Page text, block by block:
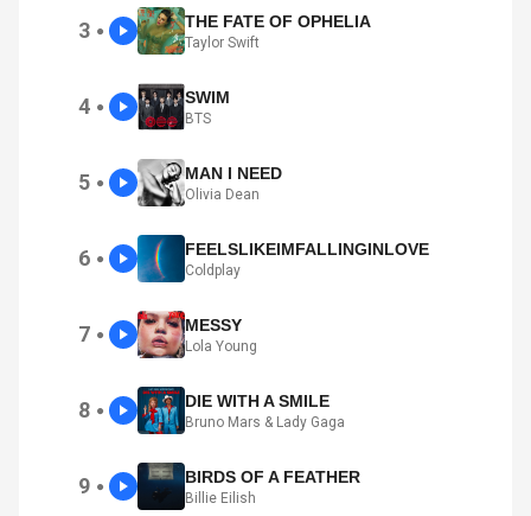
3 ● THE FATE OF OPHELIA
Taylor Swift
4 ● SWIM
BTS
5 ● MAN I NEED
Olivia Dean
6 ● FEELSLIKEIMFALLINGINLOVE
Coldplay
7 ● MESSY
Lola Young
8 ● DIE WITH A SMILE
Bruno Mars & Lady Gaga
9 ● BIRDS OF A FEATHER
Billie Eilish